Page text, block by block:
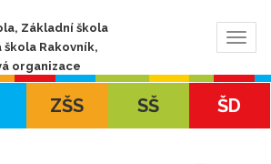
Základní škola
škola Rakovník,
organizace
ZŠS SŠ ŠD